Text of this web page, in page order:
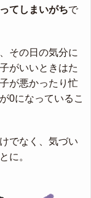
てしまいがちで
その日の気分に
がいいときはた
が悪かったり忙
0になっているこ
でなく、気づい
に。